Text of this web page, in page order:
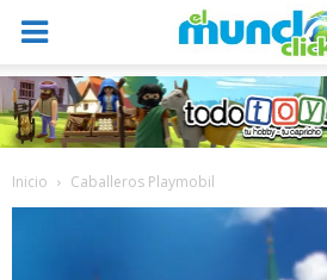
Inicio Caballeros Playmobil